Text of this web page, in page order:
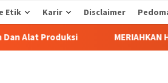
Etik Karir Disclaimer
MERIAHKAN HUT RI KE-81,